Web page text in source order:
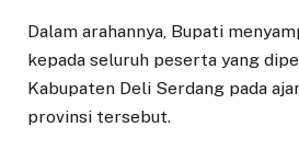
Dalam arahannya, Bupati
kepada seluruh peserta yang
Kabupaten Deli Serdang pada
provinsi tersebut.